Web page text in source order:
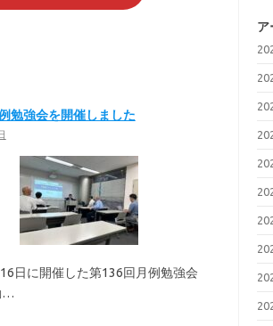
勉強会を開催しました
日に開催した第136回月例勉強会
…
ア